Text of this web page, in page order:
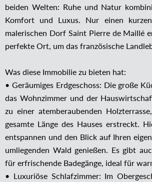
beiden Welten: Ruhe und Natur
Komfort und Luxus. Nur einen
malerischen Dorf Saint Pierre de Maillé
perfekte Ort, um das französische
Was diese Immobilie zu bieten hat:
• Geräumiges Erdgeschoss: Die große
das Wohnzimmer und der
zu einer atemberaubenden
gesamte Länge des Hauses erstreckt.
entspannen und den Blick auf Ihren
umliegenden Wald genießen. Es gibt
für erfrischende Badegänge, ideal für
• Luxuriöse Schlafzimmer: Im